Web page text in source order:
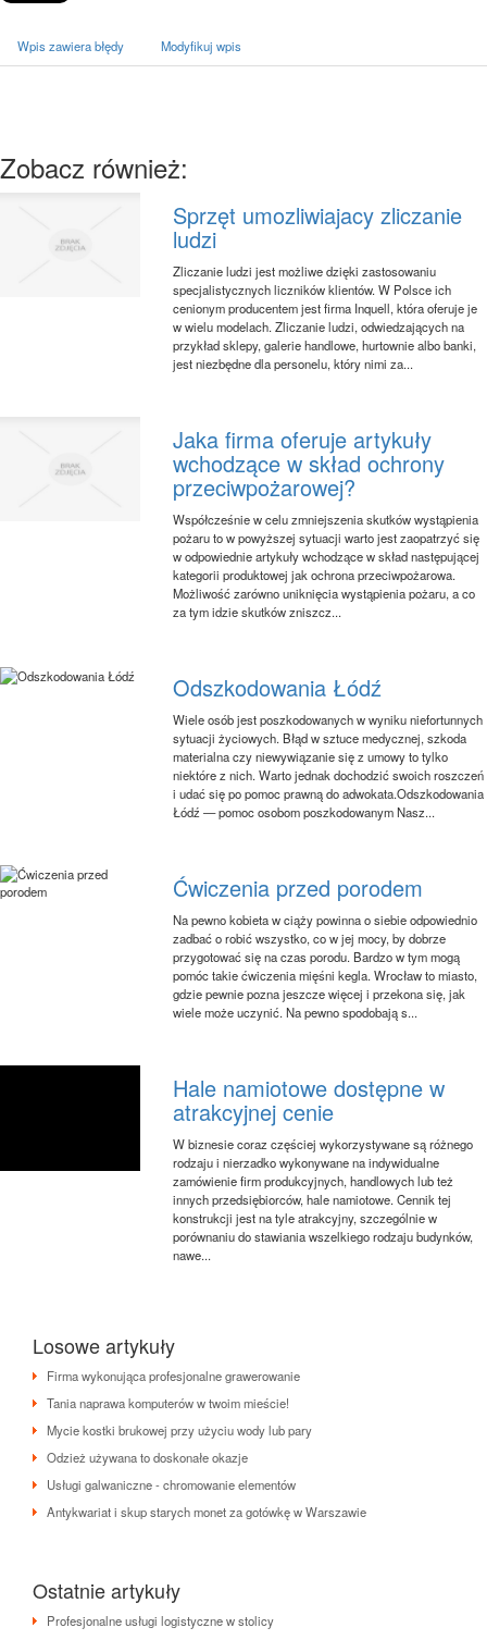
Wpis zawiera błędy Modyfikuj wpis
Zobacz również:
Sprzęt umozliwiajacy zliczanie
ludzi
Zliczanie ludzi jest możliwe dzięki zastosowaniu
specjalistycznych liczników klientów. W Polsce ich
cenionym producentem jest firma Inquell, która oferuje je
w wielu modelach. Zliczanie ludzi, odwiedzających na
przykład sklepy, galerie handlowe, hurtownie albo banki,
jest niezbędne dla personelu, który nimi za...
Jaka firma oferuje artykuły
wchodzące w skład ochrony
przeciwpożarowej?
Współcześnie w celu zmniejszenia skutków wystąpienia
pożaru to w powyższej sytuacji warto jest zaopatrzyć się
w odpowiednie artykuły wchodzące w skład następującej
kategorii produktowej jak ochrona przeciwpożarowa.
Możliwość zarówno uniknięcia wystąpienia pożaru, a co
za tym idzie skutków zniszcz...
Odszkodowania Łódź
Wiele osób jest poszkodowanych w wyniku niefortunnych
sytuacji życiowych. Błąd w sztuce medycznej, szkoda
materialna czy niewywiązanie się z umowy to tylko
niektóre z nich. Warto jednak dochodzić swoich roszczeń
i udać się po pomoc prawną do adwokata.Odszkodowania
Łódź — pomoc osobom poszkodowanym Nasz...
Ćwiczenia przed porodem
Na pewno kobieta w ciąży powinna o siebie odpowiednio
zadbać o robić wszystko, co w jej mocy, by dobrze
przygotować się na czas porodu. Bardzo w tym mogą
pomóc takie ćwiczenia mięśni kegla. Wrocław to miasto,
gdzie pewnie pozna jeszcze więcej i przekona się, jak
wiele może uczynić. Na pewno spodobają s...
Hale namiotowe dostępne w
atrakcyjnej cenie
W biznesie coraz częściej wykorzystywane są różnego
rodzaju i nierzadko wykonywane na indywidualne
zamówienie firm produkcyjnych, handlowych lub też
innych przedsiębiorców, hale namiotowe. Cennik tej
konstrukcji jest na tyle atrakcyjny, szczególnie w
porównaniu do stawiania wszelkiego rodzaju budynków,
nawe...
Losowe artykuły
Firma wykonująca profesjonalne grawerowanie
Tania naprawa komputerów w twoim mieście!
Mycie kostki brukowej przy użyciu wody lub pary
Odzież używana to doskonałe okazje
Usługi galwaniczne - chromowanie elementów
Antykwariat i skup starych monet za gotówkę w Warszawie
Ostatnie artykuły
Profesjonalne usługi logistyczne w stolicy